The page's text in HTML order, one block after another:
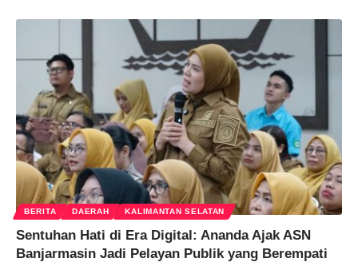
BERITA DAERAH KALIMANTAN SELATAN
Sentuhan Hati di Era Digital: Ananda Ajak ASN
Banjarmasin Jadi Pelayan Publik yang Berempati